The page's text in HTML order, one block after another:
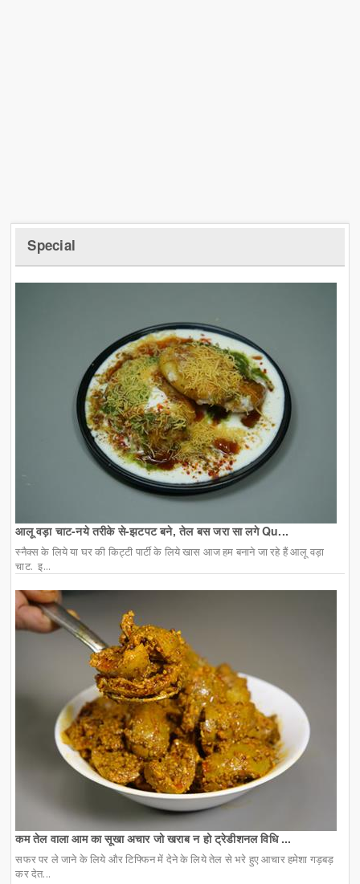
Special
आलू वड़ा चाट-नये तरीके से-झटपट बने, तेल बस जरा सा लगे Qu...
स्नैक्स के लिये या घर की किट्टी पार्टी के लिये खास आज हम बनाने जा रहे हैं आलू वड़ा
चाट. इ...
कम तेल वाला आम का सूखा अचार जो खराब न हो ट्रेडीशनल विधि ...
सफर पर ले जाने के लिये और टिफ्फिन में देने के लिये तेल से भरे हुए आचार हमेशा गड़बड़
कर देत...